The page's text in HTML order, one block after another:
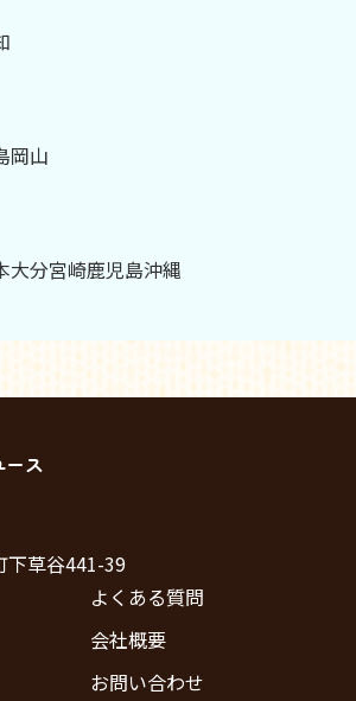
岡山
大分宮崎鹿児島沖縄
ース
下草谷441-39
よくある質問
会社概要
お問い合わせ